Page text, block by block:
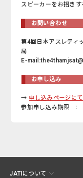
スピーカーをお招きす
お問い合わせ
第4回日本アスレティ
局
E-
お申し込み
→ 申し込みページに
参加申し込み期限 :
JATIについて